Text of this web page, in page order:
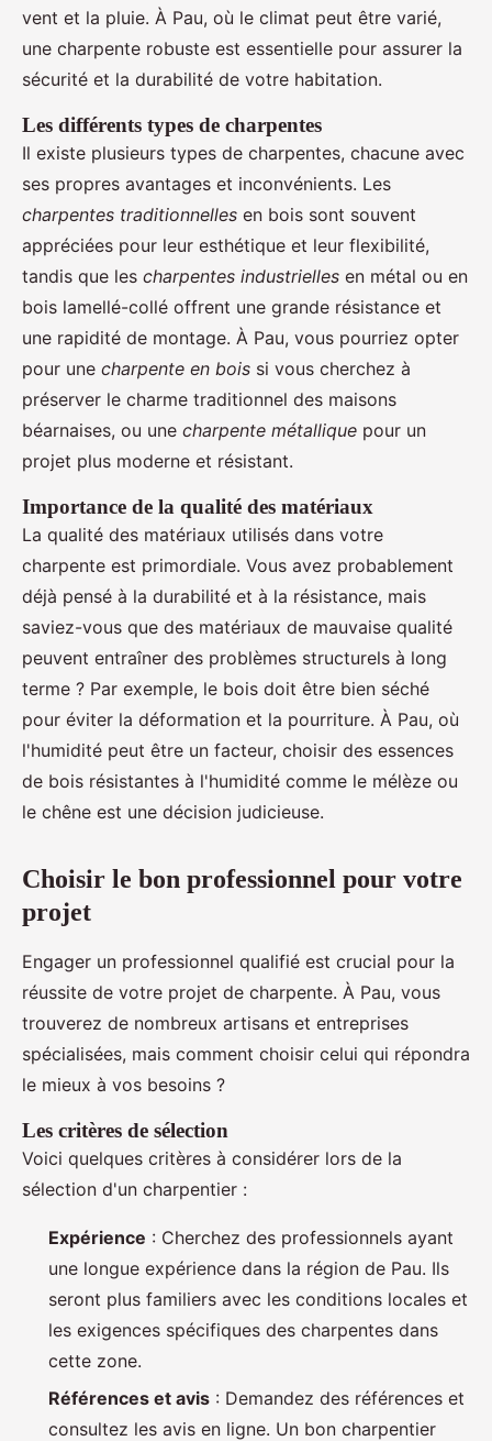
vent et la pluie. À Pau, où le climat peut être varié,
une charpente robuste est essentielle pour assurer la
sécurité et la durabilité de votre habitation.
Les différents types de charpentes
Il existe plusieurs types de charpentes, chacune avec
ses propres avantages et inconvénients. Les
charpentes traditionnelles en bois sont souvent
appréciées pour leur esthétique et leur flexibilité,
tandis que les charpentes industrielles en métal ou en
bois lamellé-collé offrent une grande résistance et
une rapidité de montage. À Pau, vous pourriez opter
pour une charpente en bois si vous cherchez à
préserver le charme traditionnel des maisons
béarnaises, ou une charpente métallique pour un
projet plus moderne et résistant.
Importance de la qualité des matériaux
La qualité des matériaux utilisés dans votre
charpente est primordiale. Vous avez probablement
déjà pensé à la durabilité et à la résistance, mais
saviez-vous que des matériaux de mauvaise qualité
peuvent entraîner des problèmes structurels à long
terme ? Par exemple, le bois doit être bien séché
pour éviter la déformation et la pourriture. À Pau, où
l'humidité peut être un facteur, choisir des essences
de bois résistantes à l'humidité comme le mélèze ou
le chêne est une décision judicieuse.
Choisir le bon professionnel pour votre
projet
Engager un professionnel qualifié est crucial pour la
réussite de votre projet de charpente. À Pau, vous
trouverez de nombreux artisans et entreprises
spécialisées, mais comment choisir celui qui répondra
le mieux à vos besoins ?
Les critères de sélection
Voici quelques critères à considérer lors de la
sélection d'un charpentier :
Expérience : Cherchez des professionnels ayant
une longue expérience dans la région de Pau. Ils
seront plus familiers avec les conditions locales et
les exigences spécifiques des charpentes dans
cette zone.
Références et avis : Demandez des références et
consultez les avis en ligne. Un bon charpentier